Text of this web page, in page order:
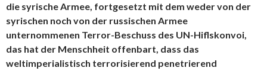
die syrische Armee, fortgesetzt mit dem weder von der
syrischen noch von der russischen Armee
unternommenen Terror-Beschuss des UN-Hiflskonvoi,
das hat der Menschheit offenbart, dass das
weltimperialistisch terrorisierend penetrierend